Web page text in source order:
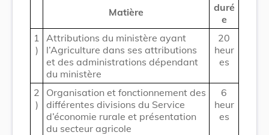
Matière
duré
e
1
)
Attributions du ministère ayant
l’Agriculture dans ses attributions
et des administrations dépendant
du ministère
20
heur
es
2
)
Organisation et fonctionnement des
différentes divisions du Service
d’économie rurale et présentation
du secteur agricole
6
heur
es